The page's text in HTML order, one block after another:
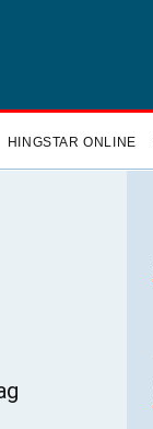
HINGSTAR ONLINE